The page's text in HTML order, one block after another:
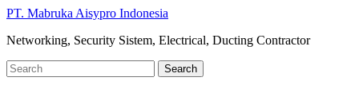
Skip
main
PT. Mabruka Aisypro Indonesia
Networking, Security Sistem, Electrical, Ducting Contractor
Search
for:
Search